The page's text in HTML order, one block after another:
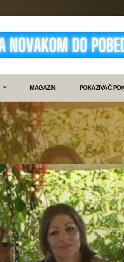
MAGAZIN POKAZIVAČ